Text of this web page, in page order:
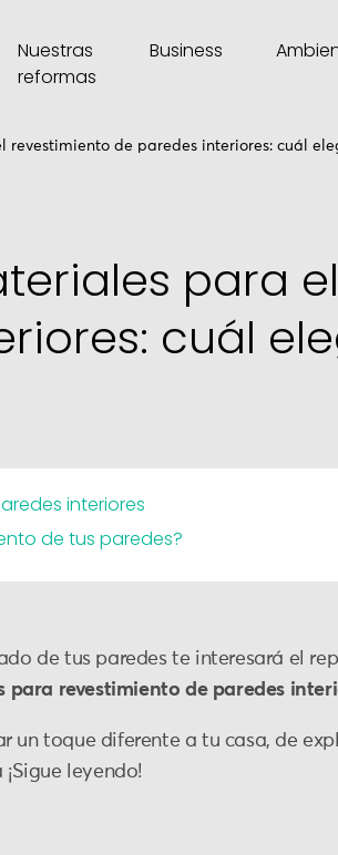
Nuestras
reformas
Business
revestimiento de paredes interiores: cuál
para
cuál
interiores
de tus paredes?
de tus paredes te interesará el
para revestimiento de paredes
un toque diferente a tu casa, de
leyendo!